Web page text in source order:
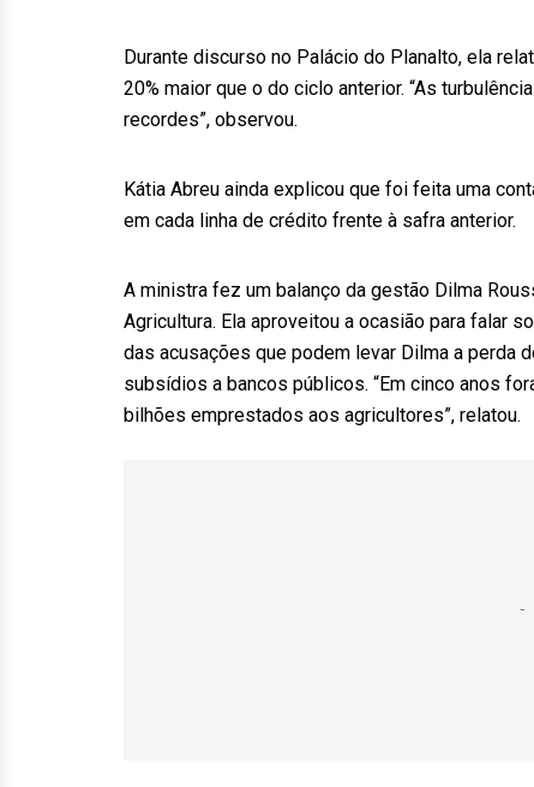
Durante discurso no Palácio do Planalto, ela
20% maior que o do ciclo anterior. “As
recordes”, observou.
Kátia Abreu ainda explicou que foi feita uma
em cada linha de crédito frente à safra anterior.
A ministra fez um balanço da gestão Dilma
Agricultura. Ela aproveitou a ocasião para falar
das acusações que podem levar Dilma a perda
subsídios a bancos públicos. “Em cinco anos
bilhões emprestados aos agricultores”, relatou.